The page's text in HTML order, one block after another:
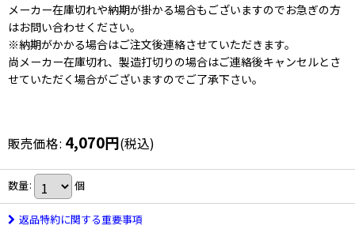
メーカー在庫切れや納期が掛かる場合もございますのでお急ぎの方
はお問い合わせください。
※納期がかかる場合はご注文後連絡させていただきます。
尚メーカー在庫切れ、製造打切りの場合はご連絡後キャンセルとさ
せていただく場合がございますのでご了承下さい。
販売価格: 4,070円(税込)
数量: 個
返品特約に関する重要事項